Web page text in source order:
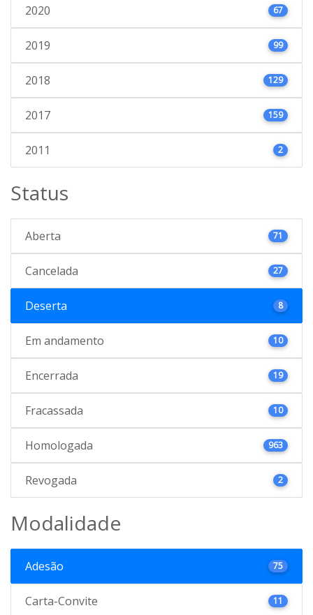
2020 67
2019 99
2018 129
2017 159
2011 2
Status
Aberta 71
Cancelada 27
Deserta 8
Em andamento 10
Encerrada 19
Fracassada 10
Homologada 963
Revogada 2
Modalidade
Adesão 75
Carta-Convite 11